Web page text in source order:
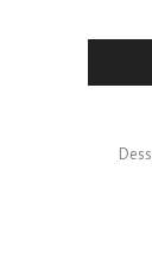
Categoriën